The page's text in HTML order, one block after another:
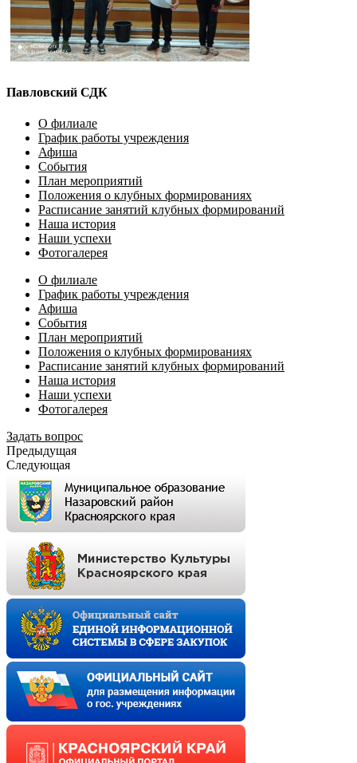
Павловский СДК
О филиале
График работы учреждения
Афиша
События
План мероприятий
Положения о клубных формированиях
Расписание занятий клубных формирований
Наша история
Наши успехи
Фотогалерея
О филиале
График работы учреждения
Афиша
События
План мероприятий
Положения о клубных формированиях
Расписание занятий клубных формирований
Наша история
Наши успехи
Фотогалерея
Задать вопрос
Предыдущая
Следующая